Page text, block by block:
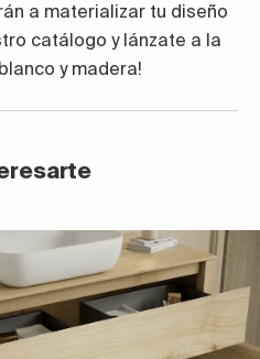
a materializar tu diseño
catálogo y lánzate a la
y madera!